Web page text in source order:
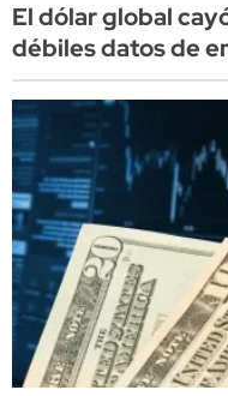
El dólar global
débiles datos de